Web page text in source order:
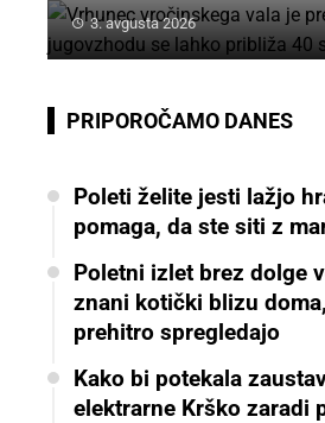
3. avgusta 2026
PRIPOROČAMO DANES
Poleti želite jesti lažjo
pomaga, da ste siti z
Poletni izlet brez dolge
znani kotički blizu
prehitro spregledajo
Kako bi potekala
elektrarne Krško zaradi